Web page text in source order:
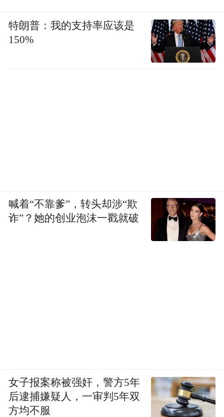
特朗普：我的支持率应该是
150%
喊着“不靠爹”，转头却涉“欺
诈”？她的创业泡沫一戳就破
女子报案称被强奸，警方5年
后逮捕嫌疑人，一审判5年双
方均不服